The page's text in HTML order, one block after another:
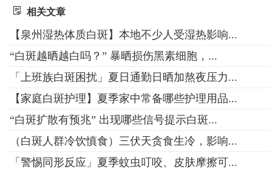
相关文章
【泉州湿热体质白斑】本地不少人受湿热影响...
“白斑越晒越白吗？” 暴晒损伤黑素细胞，...
「上班族白斑困扰」夏日通勤日晒加熬夜压力...
【家庭白斑护理】夏季家中常备哪些护理用品...
“白斑扩散有预兆” 出现哪些信号提示白斑...
（白斑人群冷饮慎食）三伏天贪食生冷，影响...
「警惕同形反应」夏季蚊虫叮咬、皮肤摩擦可...